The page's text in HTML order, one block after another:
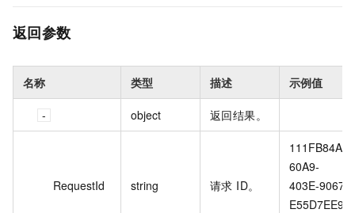
返回参数
名称 类型 描述 示例值
object 返回结果。
RequestId string 请求 ID。
111FB84A-
60A9-
403E-9067-
E55D7EE9